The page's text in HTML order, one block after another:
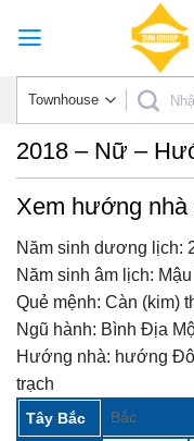
2018 – Nữ –
Xem hướng
Năm sinh dương lịch:
Năm sinh âm lịch:
Quẻ mệnh: Càn (kim)
Ngũ hành: Bình Địa
Hướng nhà: hướng
trạch
Tây Bắc Bắc